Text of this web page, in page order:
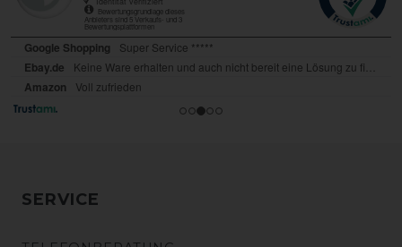
SERVICE